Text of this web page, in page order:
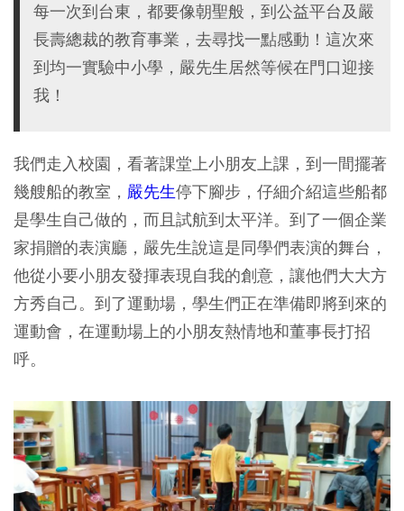
每一次到台東，都要像朝聖般，到公益平台及嚴
長壽總裁的教育事業，去尋找一點感動！這次來
到均一實驗中小學，嚴先生居然等候在門口迎接
我！
我們走入校園，看著課堂上小朋友上課，到一間擺著
幾艘船的教室， 嚴先生停下腳步，仔細介紹這些船都
是學生自己做的，而且試航到太平洋。到了一個企業
家捐贈的表演廳，嚴先生說這是同學們表演的舞台，
他從小要小朋友發揮表現自我的創意，讓他們大大方
方秀自己。到了運動場，學生們正在準備即將到來的
運動會，在運動場上的小朋友熱情地和董事長打招
呼。